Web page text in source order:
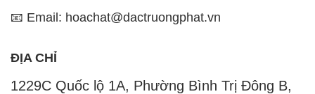
📧 Email: hoachat@dactruongphat.vn
ĐỊA CHỈ
1229C Quốc lộ 1A, Phường Bình Trị Đông B,